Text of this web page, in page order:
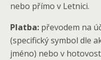
nebo přímo v Letnici.
Platba: převodem na
(specifický symbol dle
jméno) nebo v